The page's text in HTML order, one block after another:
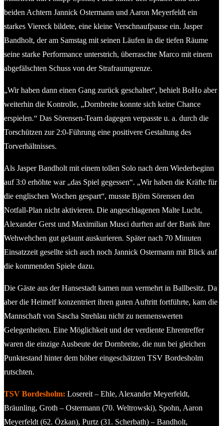
beiden Achtern Jannick Ostermann und Aaron Meyerfeldt ein
starkes Viereck bildete, eine kleine Verschnaufpause ein. Jasper
Bandholt, der am Samstag mit seinen Läufen in die tiefen Räume
seine starke Performance unterstrich, überraschte Marco mit einem
abgefälschten Schuss von der Strafraumgrenze.
„Wir haben dann einen Gang zurück geschaltet“, behielt BoHo aber
weiterhin die Kontrolle, „Dornbreite konnte sich keine Chance
erspielen.“ Das Sörensen-Team dagegen verpasste u. a. durch die
Torschützen zur 2:0-Führung eine positivere Gestaltung des
Torverhältnisses.
Als Jasper Bandholt mit einem tollen Solo nach dem Wiederbeginn
auf 3:0 erhöhte war „das Spiel gegessen“. „Wir haben die Kräfte für
die englischen Wochen gespart“, musste Björn Sörensen den
Notfall-Plan nicht aktivieren. Die angeschlagenen Malte Lucht,
Alexander Gerst und Maximilian Musci durften auf der Bank ihre
Wehwehchen gut gelaunt auskurieren. Später nach 70 Minuten
Einsatzzeit gesellte sich auch noch Jannick Ostermann mit Blick auf
die kommenden Spiele dazu.
Die Gäste aus der Hansestadt kamen nun vermehrt in Ballbesitz. Da
aber die Heimelf konzentriert ihren guten Auftritt fortführte, kam die
Mannschaft von Sascha Strehlau nicht zu nennenswerten
Gelegenheiten. Eine Möglichkeit und der verdiente Ehrentreffer
waren die einzige Ausbeute der Dornbreite, die nun bei gleichen
Punktestand hinter dem höher eingeschätzten TSV Bordesholm
rutschten.
TSV Bordesholm: Losereit – Ehle, Alexander Meyerfeldt,
Bräunling, Groth – Ostermann (70. Weltrowski), Spohn, Aaron
Meyerfeldt (62. Özkan), Purtz (31. Scherbath) – Bandholt,